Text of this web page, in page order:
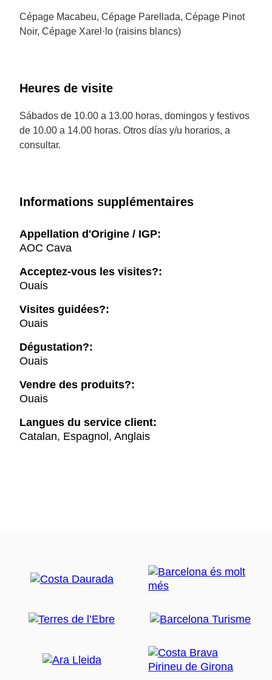
Cépage Macabeu, Cépage Parellada, Cépage Pinot
Noir, Cépage Xarel·lo (raisins blancs)
Heures de visite
Sábados de 10.00 a 13.00 horas, domingos y festivos
de 10.00 a 14.00 horas. Otros días y/u horarios, a
consultar.
Informations supplémentaires
Appellation d'Origine / IGP:
AOC Cava
Acceptez-vous les visites?:
Ouais
Visites guidées?:
Ouais
Dégustation?:
Ouais
Vendre des produits?:
Ouais
Langues du service client:
Catalan, Espagnol, Anglais